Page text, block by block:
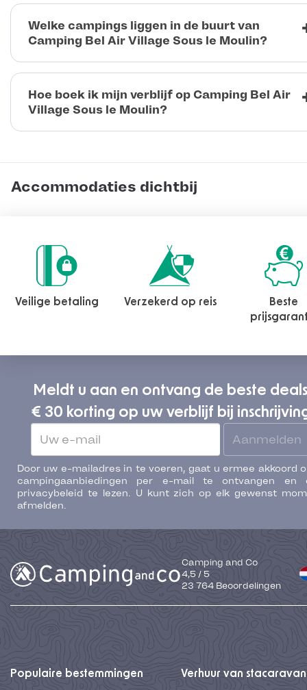
Welke campings liggen in de buurt van
Camping Bel Air Village Sous le Moulin?
Hoe boek ik mijn verblijf op Camping Bel Air
Village Sous le Moulin?
Accommodaties dichtbij
Veilige betaling Verzekerd op reis
Beste
Meldt u aan en ontvang de beste deals
€ 30 korting op uw verblijf bij
Aanmelden
Door uw e-mailadres in te voeren, gaat u ermee akkoord
campingaanbiedingen per e-mail te ontvangen en
privacybeleid te lezen. U kunt zich op elk gewenst
afmelden.
Camping and Co
4,5/5
23 764Beoordelingen
Populaire bestemmingen Verhuur van